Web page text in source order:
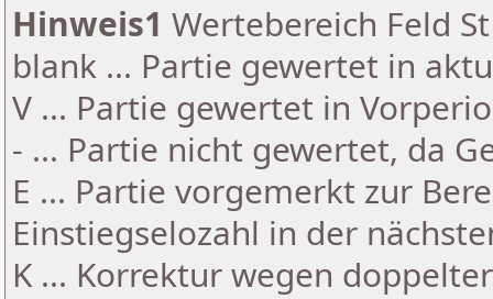
Hinweis1 Wertebereich Feld
blank ... Partie gewertet in
V ... Partie gewertet in
- ... Partie nicht gewertet, da
E ... Partie vorgemerkt zur
Einstiegselozahl in der
K ... Korrektur wegen